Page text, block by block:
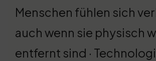
Menschen fühlen sich
auch wenn sie physisch
entfernt sind ·